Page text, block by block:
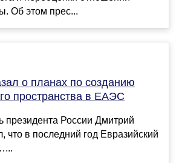
Об этом прес...
о планах по созданию
пространства в ЕАЭС
президента России Дмитрий
что в последний год Евразийский